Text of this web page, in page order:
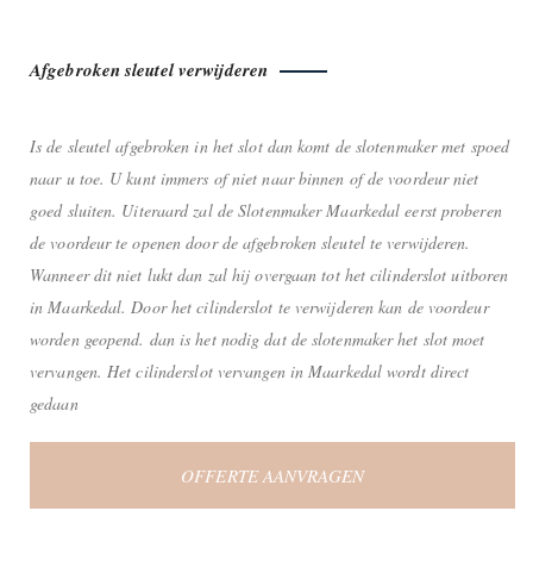
Afgebroken sleutel verwijderen
Is de sleutel afgebroken in het slot dan komt de slotenmaker met spoed
naar u toe. U kunt immers of niet naar binnen of de voordeur niet
goed sluiten. Uiteraard zal de Slotenmaker Maarkedal eerst proberen
de voordeur te openen door de afgebroken sleutel te verwijderen.
Wanneer dit niet lukt dan zal hij overgaan tot het cilinderslot uitboren
in Maarkedal. Door het cilinderslot te verwijderen kan de voordeur
worden geopend. dan is het nodig dat de slotenmaker het slot moet
vervangen. Het cilinderslot vervangen in Maarkedal wordt direct
gedaan
OFFERTE AANVRAGEN